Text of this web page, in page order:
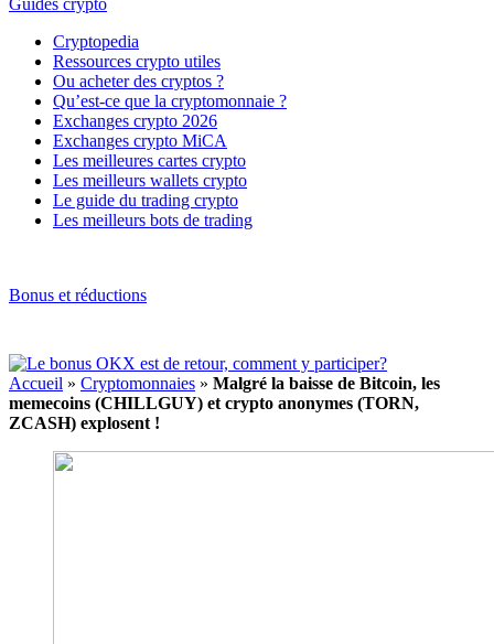
Guides crypto
Cryptopedia
Ressources crypto utiles
Ou acheter des cryptos ?
Qu’est-ce que la cryptomonnaie ?
Exchanges crypto 2026
Exchanges crypto MiCA
Les meilleures cartes crypto
Les meilleurs wallets crypto
Le guide du trading crypto
Les meilleurs bots de trading
Bonus et réductions
Accueil » Cryptomonnaies » Malgré la baisse de Bitcoin, les
memecoins (CHILLGUY) et crypto anonymes (TORN,
ZCASH) explosent !